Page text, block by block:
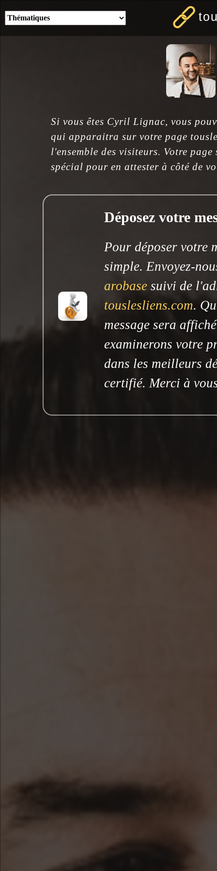
Si vous êtes Cyril Lignac, vous
qui apparaitra sur votre page
l'ensemble des visiteurs. Votre
spécial pour en attester à côté de
Déposez votre
Pour déposer votre
simple. Envoyez-
arobase suivi de
touslesliens.com.
message sera
examinerons votre
dans les meilleurs
certifié. Merci à